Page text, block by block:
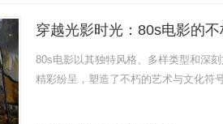
穿越光影时光：80s电影的
80s电影以其独特风格、多样类型和深
精彩纷呈，塑造了不朽的艺术与文化符